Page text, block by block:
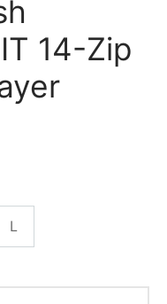
14-Zip
L